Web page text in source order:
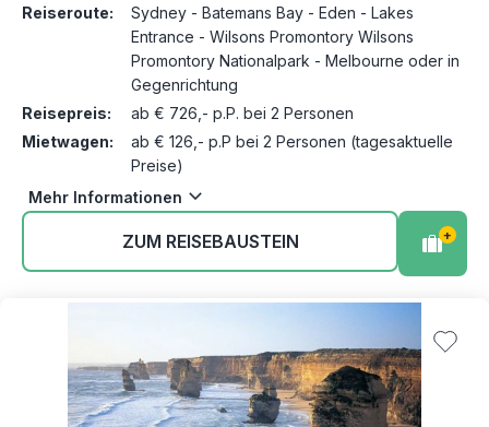
Reiseroute:
Sydney - Batemans Bay - Eden - Lakes
Entrance - Wilsons Promontory Wilsons
Promontory Nationalpark - Melbourne oder in
Gegenrichtung
Reisepreis:
ab € 726,- p.P. bei 2 Personen
Mietwagen:
ab € 126,- p.P bei 2 Personen (tagesaktuelle
Preise)
Mehr Informationen
ZUM REISEBAUSTEIN +